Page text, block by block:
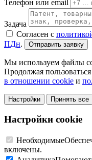
Телефон или email
Задача
Согласен с
ПДн. Отправить заявку
Мы используем файлы
Продолжая
в отношении cookie и
Настройки Принять все
Настройки cookie
Необходимые
включены.